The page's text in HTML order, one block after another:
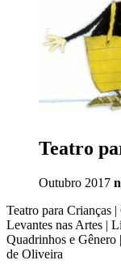
Teatro
Outubro 2017
Teatro para Crianças
Levantes nas Artes |
Quadrinhos e
de Oliveira